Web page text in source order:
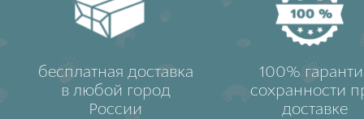
бесплатная доставка
в любой город
России
100%
сохранности
доставке